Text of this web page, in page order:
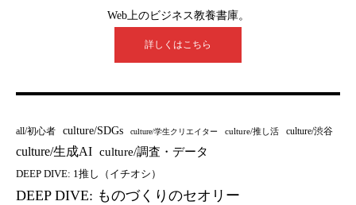
Web上のビジネス教養書庫。
詳しくはこちら
all/初心者 culture/SDGs culture/学生クリエイター culture/推し活 culture/渋谷
culture/生成AI culture/調査・データ
DEEP DIVE: 1推し（イチオシ）
DEEP DIVE: ものづくりのセオリー